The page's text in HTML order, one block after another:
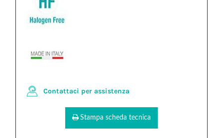
Contattaci per assistenza
Stampa scheda tecnica